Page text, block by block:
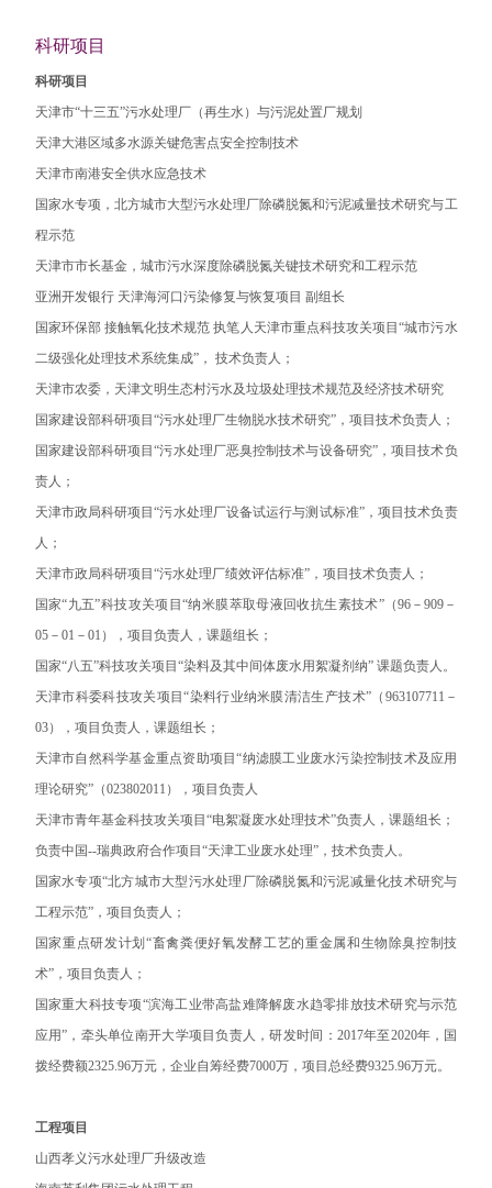
科研项目
科研项目
天津市“十三五”污水处理厂（再生水）与污泥处置厂规划
天津大港区域多水源关键危害点安全控制技术
天津市南港安全供水应急技术
国家水专项，北方城市大型污水处理厂除磷脱氮和污泥减量技术研究与工
程示范
天津市市长基金，城市污水深度除磷脱氮关键技术研究和工程示范
亚洲开发银行 天津海河口污染修复与恢复项目 副组长
国家环保部 接触氧化技术规范 执笔人天津市重点科技攻关项目“城市污水
二级强化处理技术系统集成”， 技术负责人；
天津市农委，天津文明生态村污水及垃圾处理技术规范及经济技术研究
国家建设部科研项目“污水处理厂生物脱水技术研究”，项目技术负责人；
国家建设部科研项目“污水处理厂恶臭控制技术与设备研究”，项目技术负
责人；
天津市政局科研项目“污水处理厂设备试运行与测试标准”，项目技术负责
人；
天津市政局科研项目“污水处理厂绩效评估标准”，项目技术负责人；
国家“九五”科技攻关项目“纳米膜萃取母液回收抗生素技术”（96－909－
05－01－01），项目负责人，课题组长；
国家“八五”科技攻关项目“染料及其中间体废水用絮凝剂纳” 课题负责人。
天津市科委科技攻关项目“染料行业纳米膜清洁生产技术”（963107711－
03），项目负责人，课题组长；
天津市自然科学基金重点资助项目“纳滤膜工业废水污染控制技术及应用
理论研究”（023802011），项目负责人
天津市青年基金科技攻关项目“电絮凝废水处理技术”负责人，课题组长；
负责中国--瑞典政府合作项目“天津工业废水处理”，技术负责人。
国家水专项“北方城市大型污水处理厂除磷脱氮和污泥减量化技术研究与
工程示范”，项目负责人；
国家重点研发计划“畜禽粪便好氧发酵工艺的重金属和生物除臭控制技
术”，项目负责人；
国家重大科技专项“滨海工业带高盐难降解废水趋零排放技术研究与示范
应用”，牵头单位南开大学项目负责人，研发时间：2017年至2020年，国
拨经费额2325.96万元，企业自筹经费7000万，项目总经费9325.96万元。
工程项目
山西孝义污水处理厂升级改造